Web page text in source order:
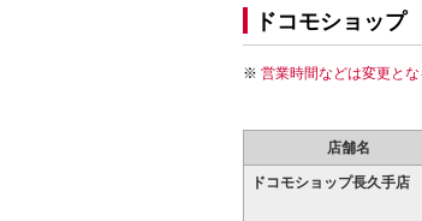
ドコモショップ
営業時間などは変更と
店舗名
ドコモショップ長久手店